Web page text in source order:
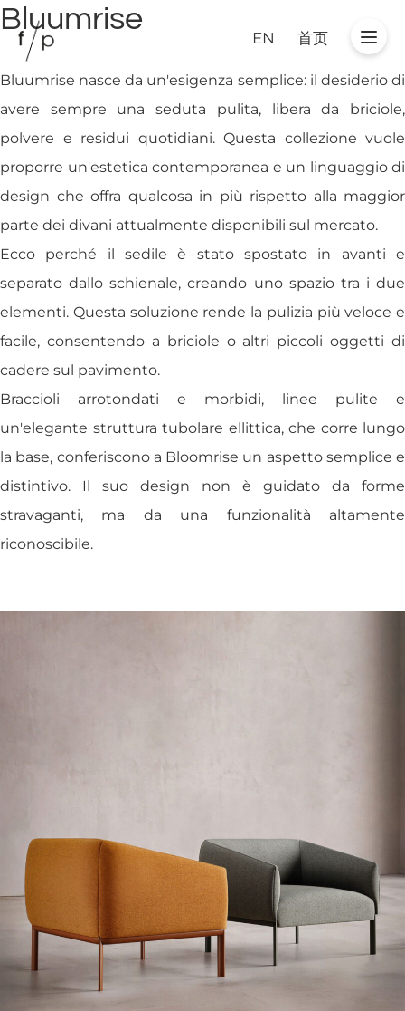
EN 首页
Archivio
Contatti
Instagram
Bluumrise
Bluumrise nasce da un'esigenza semplice: il desiderio di
avere sempre una seduta pulita, libera da briciole,
polvere e residui quotidiani. Questa collezione vuole
proporre un'estetica contemporanea e un linguaggio di
design che offra qualcosa in più rispetto alla maggior
parte dei divani attualmente disponibili sul mercato.
Ecco perché il sedile è stato spostato in avanti e
separato dallo schienale, creando uno spazio tra i due
elementi. Questa soluzione rende la pulizia più veloce e
facile, consentendo a briciole o altri piccoli oggetti di
cadere sul pavimento.
Braccioli arrotondati e morbidi, linee pulite e
un'elegante struttura tubolare ellittica, che corre lungo
la base, conferiscono a Bloomrise un aspetto semplice e
distintivo. Il suo design non è guidato da forme
stravaganti, ma da una funzionalità altamente
riconoscibile.